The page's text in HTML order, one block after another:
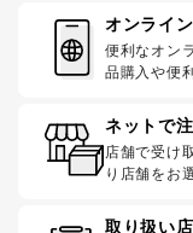
オンライ
便利なオン
品購入や便
ネットで
店舗で受け
り店舗をお
取り扱い